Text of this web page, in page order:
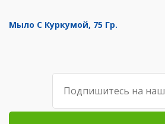
Мыло С Куркумой, 75 Гр.